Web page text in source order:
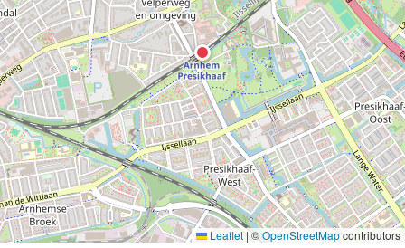
Leaflet |©OpenStreetMapcontributors